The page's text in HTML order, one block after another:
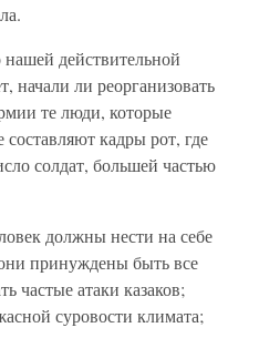
действительной
начали ли реорганизовать
те люди, которые
кадры рот, где
солдат, большей частью
должны нести на себе
принуждены быть все
частые атаки казаков;
суровости климата;